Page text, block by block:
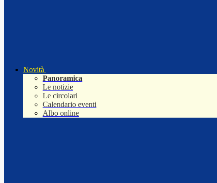
Novità
Panoramica
Le notizie
Le circolari
Calendario eventi
Albo online